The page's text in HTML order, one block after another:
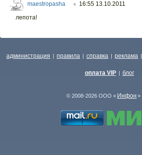
maestropasha ○ 16:55 13.10.2011
лепота!
администрация | правила | справка | реклама |
оплата VIP | блог
© 2008-2026 ООО « Инфон »